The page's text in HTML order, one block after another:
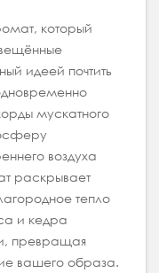
который
идеей почтить
мускатного
воздуха
раскрывает
тепло
и кедра
превращая
вашего образа.